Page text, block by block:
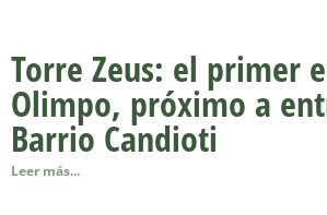
Torre Zeus: el primer
Olimpo, próximo a
Barrio Candioti
Leer más...